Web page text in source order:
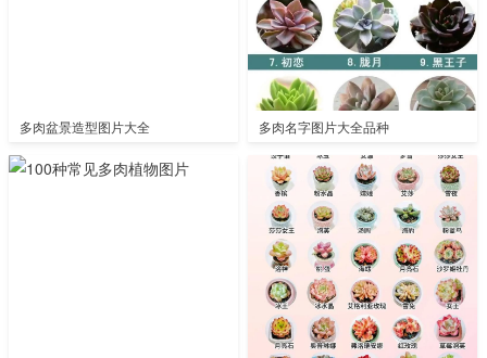
多肉盆景造型图片大全 多肉名字图片大全品种